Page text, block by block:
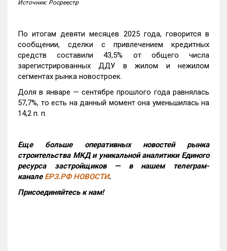
Источник: Росреестр
По итогам девяти месяцев 2025 года, говорится в
сообщении, сделки с привлечением кредитных
средств составили 43,5% от общего числа
зарегистрированных ДДУ в жилом и нежилом
сегментах рынка новостроек.
Доля в январе — сентябре прошлого года равнялась
57,7%, то есть на данный момент она уменьшилась на
14,2 п. п.
Еще больше оперативных новостей рынка
строительства МКД и уникальной аналитики Единого
ресурса застройщиков — в нашем телеграм-
канале ЕРЗ.РФ НОВОСТИ.
Присоединяйтесь к нам!